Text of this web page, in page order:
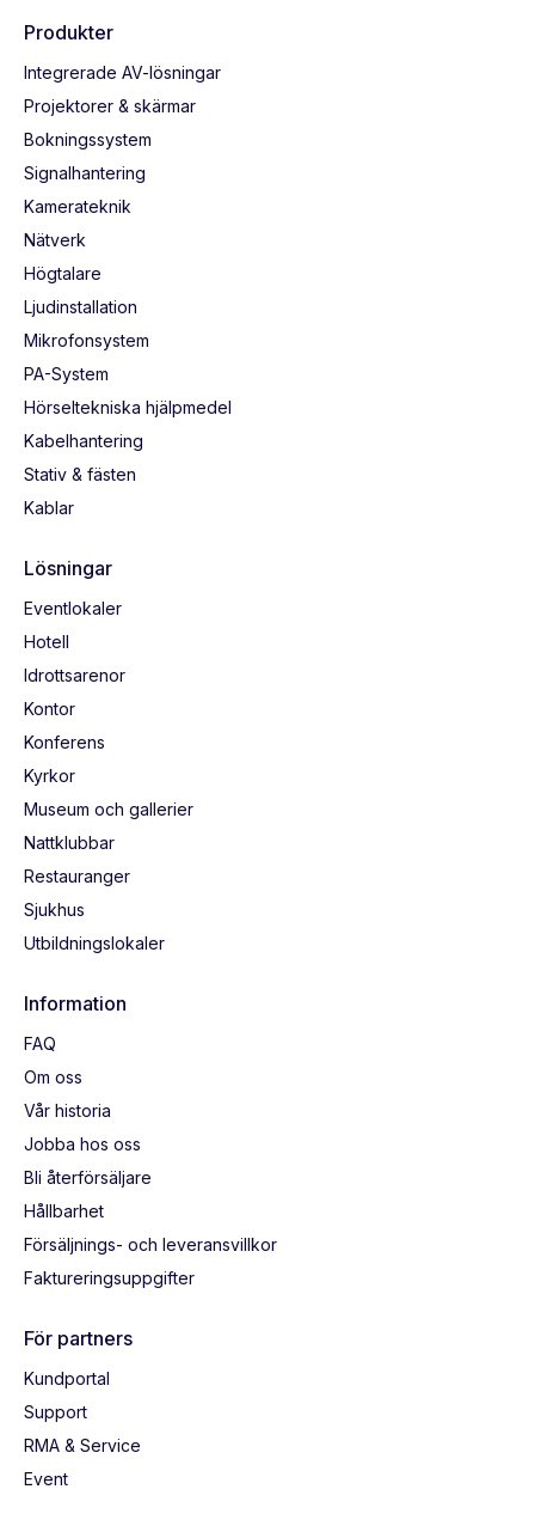
Produkter
Integrerade AV-lösningar
Projektorer & skärmar
Bokningssystem
Signalhantering
Kamerateknik
Nätverk
Högtalare
Ljudinstallation
Mikrofonsystem
PA-System
Hörseltekniska hjälpmedel
Kabelhantering
Stativ & fästen
Kablar
Lösningar
Eventlokaler
Hotell
Idrottsarenor
Kontor
Konferens
Kyrkor
Museum och gallerier
Nattklubbar
Restauranger
Sjukhus
Utbildningslokaler
Information
FAQ
Om oss
Vår historia
Jobba hos oss
Bli återförsäljare
Hållbarhet
Försäljnings- och leveransvillkor
Faktureringsuppgifter
För partners
Kundportal
Support
RMA & Service
Event